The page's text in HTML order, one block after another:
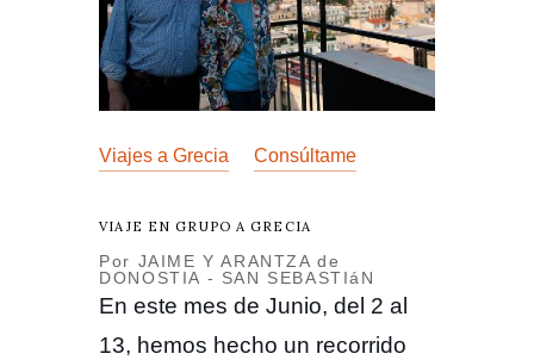
Viajes a Grecia Consúltame
VIAJE EN GRUPO A GRECIA
Por JAIME Y ARANTZA de
DONOSTIA - SAN SEBASTIáN
En este mes de Junio, del 2 al
13, hemos hecho un recorrido